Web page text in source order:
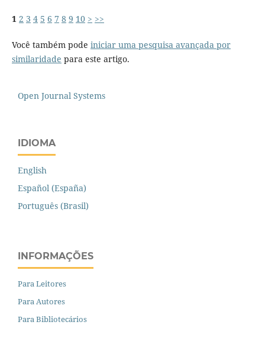
1 2 3 4 5 6 7 8 9 10 > >>
Você também pode iniciar uma pesquisa avançada por
similaridade para este artigo.
Open Journal Systems
IDIOMA
English
Español (España)
Português (Brasil)
INFORMAÇÕES
Para Leitores
Para Autores
Para Bibliotecários